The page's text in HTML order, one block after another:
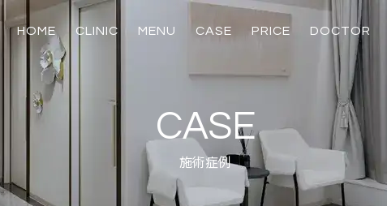
HOME CLINIC MENU
たるみ治療
脂肪吸引、脂肪注
輪郭骨切り
美肌治療
たるみ治療
注入治療
スキンプログラ
美容内服、注射・
化粧品
CASE PRICE DOCTOR
CASE
施術症例